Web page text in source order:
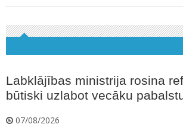
Labklājības ministrija rosina
būtiski uzlabot vecāku
07/08/2026